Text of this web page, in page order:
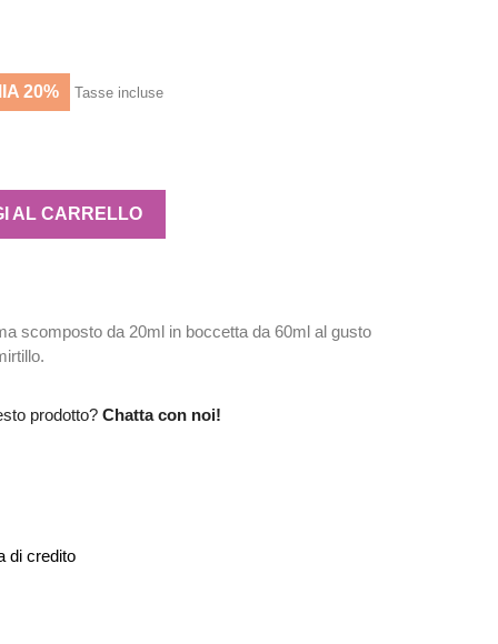
20% Tasse incluse
AL CARRELLO
scomposto da 20ml in boccetta da 60ml al gusto
prodotto? Chatta con noi!
di credito